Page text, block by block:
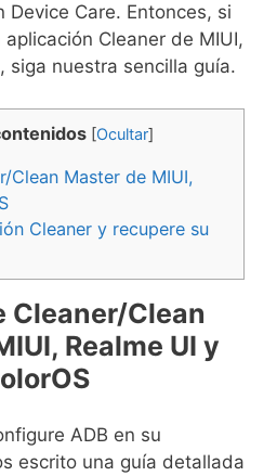
Care. Entonces, si
Cleaner de MIUI,
siga nuestra sencilla guía.
[Ocultar]
Clean Master de MIUI,
Cleaner y recupere su
Cleaner/Clean
Realme UI y
ADB en su
escrito una guía detallada